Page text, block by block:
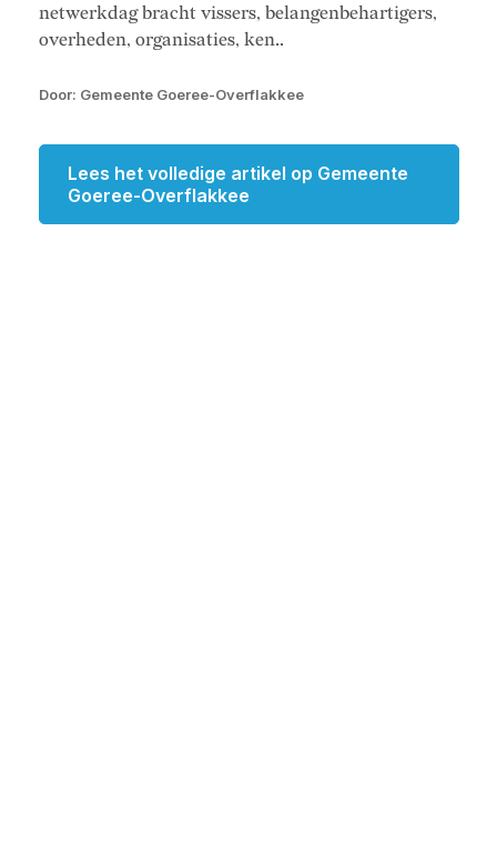
netwerkdag bracht vissers, belangenbehartigers,
overheden, organisaties, ken..
Door: Gemeente Goeree-Overflakkee
Lees het volledige artikel op Gemeente
Goeree-Overflakkee